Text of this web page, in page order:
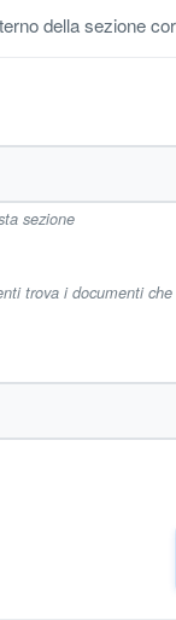
della sezione
sezione
trova i documenti